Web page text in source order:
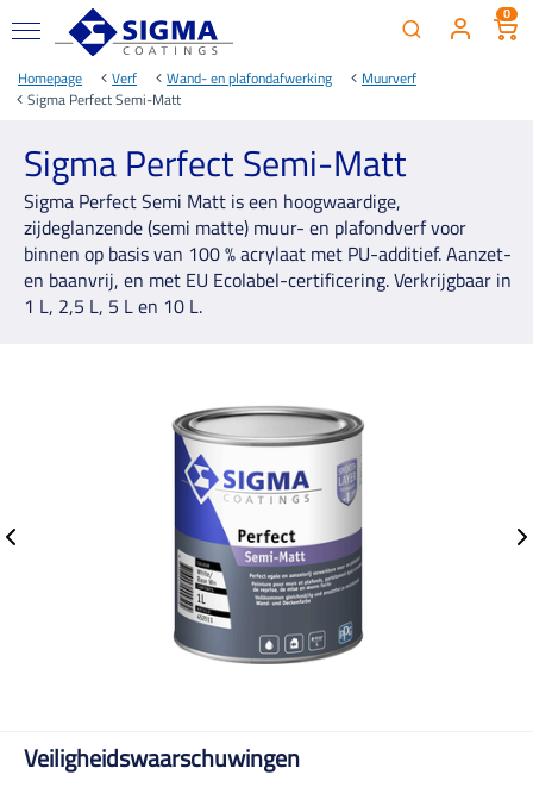
0
Homepage Verf Wand- en plafondafwerking
Muurverf
Sigma Perfect Semi-Matt
Sigma Perfect Semi-Matt
Sigma Perfect Semi Matt is een hoogwaardige,
zijdeglanzende (semi matte) muur- en plafondverf voor
binnen op basis van 100 % acrylaat met PU-additief. Aanzet-
en baanvrij, en met EU Ecolabel-certificering. Verkrijgbaar in
1 L, 2,5 L, 5 L en 10 L.
Veiligheidswaarschuwingen